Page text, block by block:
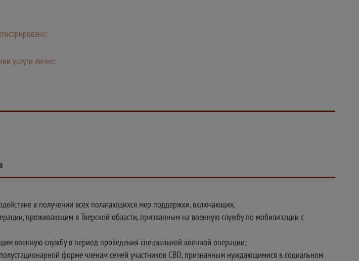
услуги лично:
в получении всех полагающихся мер поддержки, включающих.
проживающим в Тверской области, призванным на военную службу по мобилизации с
военную службу в период проведения специальной военной операции;
форме членам семей участников СВО, признанным нуждающимися в социальном